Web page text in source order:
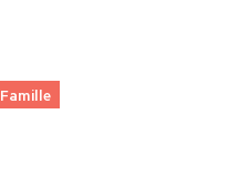
Famille